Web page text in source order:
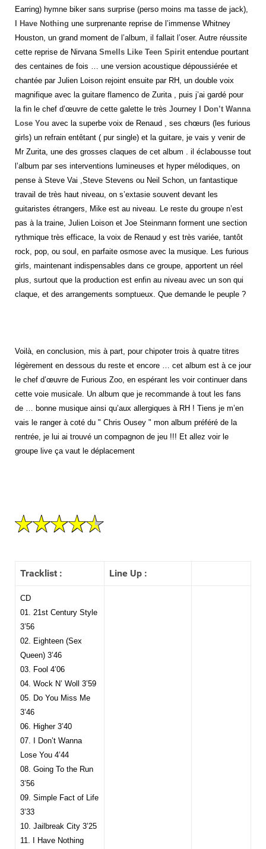
Earring) hymne biker sans surprise (perso moins ma tasse de jack),
I Have Nothing une surprenante reprise de l’immense Whitney
Houston, un grand moment de l’album, il fallait l’oser. Autre réussite
cette reprise de Nirvana Smells Like Teen Spirit entendue pourtant
des centaines de fois … une version acoustique dépoussiérée et
chantée par Julien Loison rejoint ensuite par RH, un double voix
magnifique avec la guitare flamenco de Zurita , puis j’ai gardé pour
la fin le chef d’œuvre de cette galette le très Journey I Don’t Wanna
Lose You avec la superbe voix de Renaud , ses chœurs (les furious
girls) un refrain entêtant ( pur single) et la guitare, je vais y venir de
Mr Zurita, une des grosses claques de cet album . il éclabousse tout
l’album par ses interventions lumineuses et hyper mélodiques, on
pense à Steve Vai ,Steve Stevens ou Neil Schon, un fantastique
travail de très haut niveau, on s’extasie souvent devant les
guitaristes étrangers, Mike est au niveau. Le reste du groupe n’est
pas à la traine, Julien Loison et Joe Steinmann forment une section
rythmique très efficace, la voix de Renaud y est très variée, tantôt
rock, pop, ou soul, en parfaite osmose avec la musique. Les furious
girls, maintenant indispensables dans ce groupe, apportent un réel
plus, surtout que la production est enfin au niveau avec un son qui
claque, et des arrangements somptueux. Que demande le peuple ?
Voilà, en conclusion, mis à part, pour chipoter trois à quatre titres
légèrement en dessous du reste et encore … cet album est à ce jour
le chef d’œuvre de Furious Zoo, en espérant les voir continuer dans
cette voie musicale. Un album que je recommande à tout les fans
de … bonne musique ainsi qu’aux allergiques à RH ! Tiens je m’en
vais le ranger à coté du " Chris Ousey " mon album préféré de la
rentrée, je lui ai trouvé un compagnon de jeu !!! Et allez voir le
groupe live ça vaut le déplacement
Tracklist : Line Up :
CD
01. 21st Century Style
3’56
02. Eighteen (Sex
Queen) 3’46
03. Fool 4’06
04. Wock N’ Woll 3’59
05. Do You Miss Me
3’46
06. Higher 3’40
07. I Don’t Wanna
Lose You 4’44
08. Going To the Run
3’56
09. Simple Fact of Life
3’33
10. Jailbreak City 3’25
11. I Have Nothing